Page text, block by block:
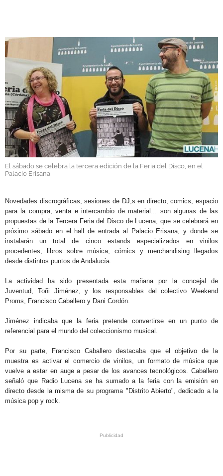
OBRAS
NECROLÓGICAS
GALERÍAS
El sábado se celebra la tercera edición de la Feria del Disco, en el
Palacio Erisana
Novedades discrográficas, sesiones de DJ,s en directo, comics, espacio
para la compra, venta e intercambio de material... son algunas de las
propuestas de la Tercera Feria del Disco de Lucena, que se celebrará en
próximo sábado en el hall de entrada al Palacio Erisana, ydonde se
instalarán un total de cinco estands especializados en vinilos
procedentes, libros sobre música, cómics y merchandising llegados
desde distintos puntos de Andalucía.
La actividad ha sido presentada esta mañana por la concejal de
Juventud, Toñi Jiménez, y los responsables del colectivo Weekend
Proms, Francisco Caballero y Dani Cordón.
Jiménez indicaba que la feria pretende convertirse en un punto de
referencial para el mundo del coleccionismo musical.
Por su parte, Francisco Caballero destacaba que el objetivo de la
muestra es activar el comercio de vinilos, un formato de música que
vuelve a estar en auge a pesar de los avances tecnológicos. Caballero
señaló que Radio Lucena se ha sumado a la feria con la emisión en
directo desde la misma de su programa "Distrito Abierto", dedicado a la
música pop y rock.